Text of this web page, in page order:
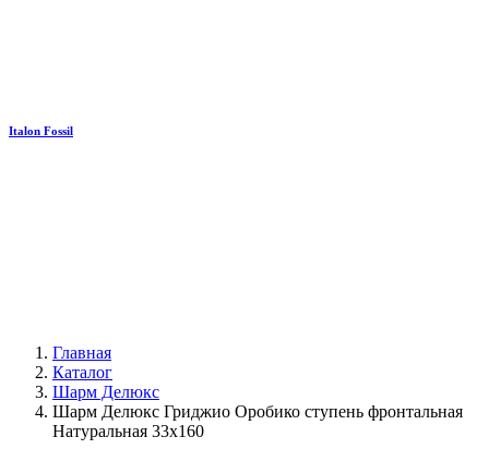
Italon Fossil
Главная
Каталог
Шарм Делюкс
Шарм Делюкс Гриджио Оробико ступень фронтальная
Натуральная 33x160